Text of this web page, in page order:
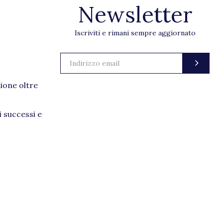
oltre
e
Newsletter
Iscriviti e rimani sempre aggiornato